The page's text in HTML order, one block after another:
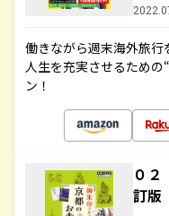
働きながら週末海外旅行
人生を充実させるため
ン！
０
訂版